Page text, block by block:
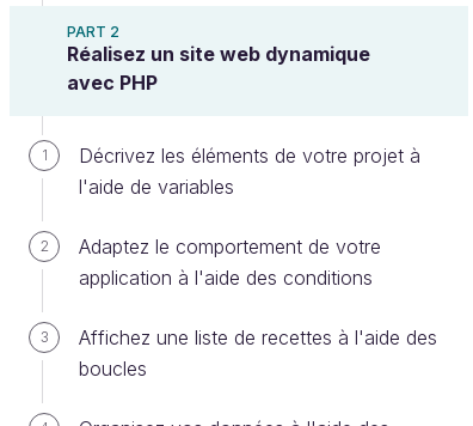
PART 2
Réalisez un site web dynamique
avec PHP
1
Décrivez les éléments de votre projet à
l'aide de variables
2
Adaptez le comportement de votre
application à l'aide des conditions
3
Affichez une liste de recettes à l'aide des
boucles